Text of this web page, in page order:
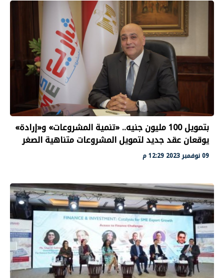
بتمويل 100 مليون جنيه.. «تنمية المشروعات» و«إرادة»
يوقعان عقد جديد لتمويل المشروعات متناهية الصغر
09 نوفمبر 2023 12:29 م